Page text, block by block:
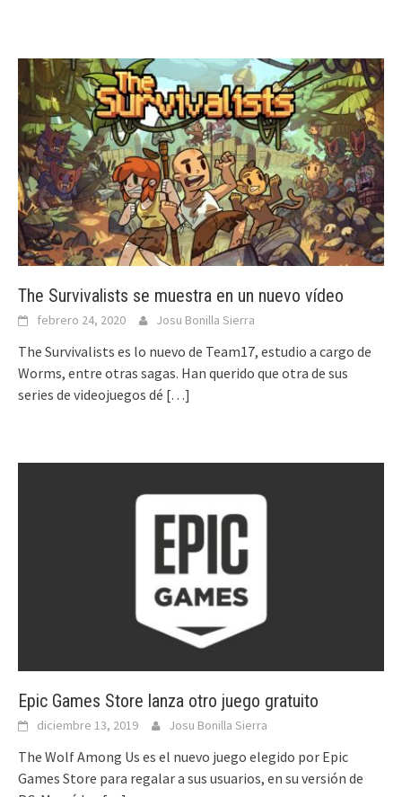
The Survivalists se muestra en un nuevo vídeo
febrero 24, 2020 Josu Bonilla Sierra
The Survivalists es lo nuevo de Team17, estudio a cargo de
Worms, entre otras sagas. Han querido que otra de sus
series de videojuegos dé […]
Epic Games Store lanza otro juego gratuito
diciembre 13, 2019 Josu Bonilla Sierra
The Wolf Among Us es el nuevo juego elegido por Epic
Games Store para regalar a sus usuarios, en su versión de